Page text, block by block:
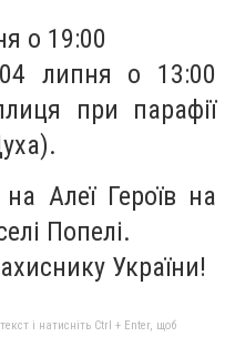
о 19:00
липня о 13:00
при парафії
Алеї Героїв на
Попелі.
України!
і натисніть Ctrl + Enter, щоб